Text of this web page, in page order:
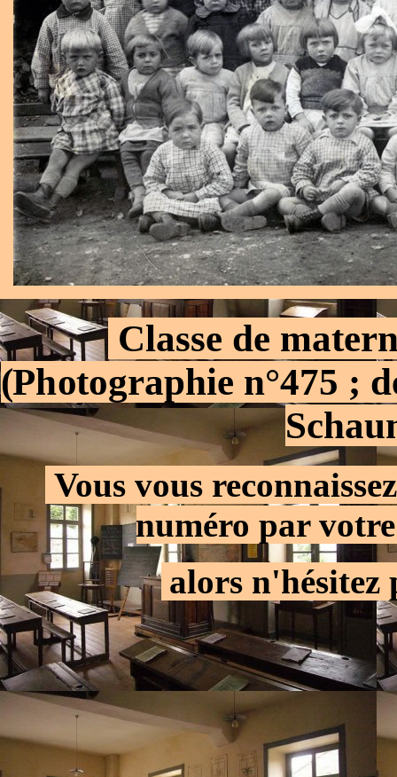
Classe de
(Photographie n°475 ;
Vous vous
numéro par
. alors n'hésitez